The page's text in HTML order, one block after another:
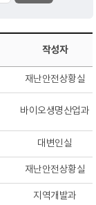
작성자
재난안전상황실
바이오생명산업과
대변인실
재난안전상황실
지역개발과